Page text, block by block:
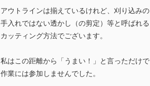
アウトラインは揃えているけれど、刈り込みの
手入れではない透かし（の剪定）等と呼ばれる
カッティング方法でございます。
私はこの距離から「うまい！」と言っただけで
作業には参加しませんでした。